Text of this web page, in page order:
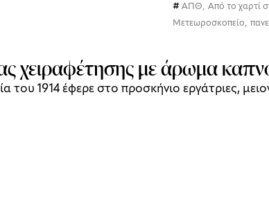
ΑΠΘ, Από το χαρτί
Μετεωροσκοπείο,
χειραφέτησης με άρωμα
του 1914 έφερε στο προσκήνιο εργάτριες,